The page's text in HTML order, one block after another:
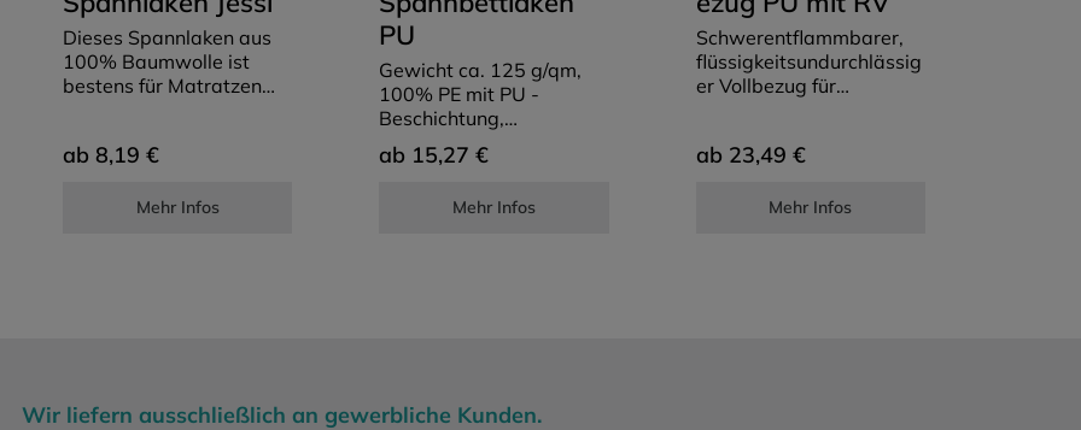
Dieses Spannlaken aus
100% Baumwolle ist
bestens für Matratzen
ab 8,19 €
Mehr Infos
PU
Gewicht ca. 125 g/qm,
100% PE mit PU -
Beschichtung,
Spannbetttuch m.
rundum Gummizug, koch-
abwischbar, wasser-,
ab 15,27 €
Mehr Infos
Schwerentflammbarer,
flüssigkeitsundurchlässig
er Vollbezug für
ab 23,49 €
Mehr Infos
Wir liefern ausschließlich an gewerbliche Kunden.